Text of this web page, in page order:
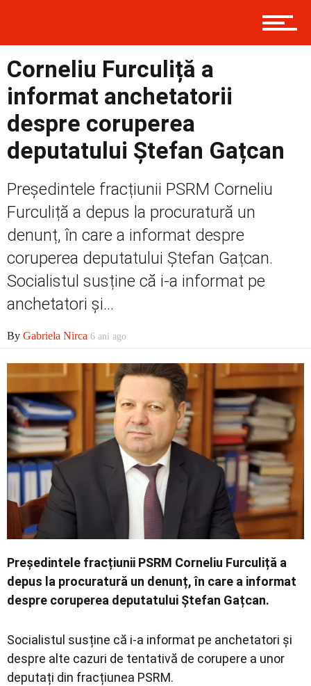
Prima
Politică
Externe
Social
Corneliu Furculiță a
informat anchetatorii
despre coruperea
deputatului Ștefan Gațcan
Președintele fracțiunii PSRM Corneliu
Furculiță a depus la procuratură un
denunț, în care a informat despre
coruperea deputatului Ștefan Gațcan.
Socialistul susține că i-a informat pe
anchetatori și...
By Gabriela Nirca 6 ani ago
Președintele fracțiunii PSRM Corneliu Furculiță a
depus la procuratură un denunț, în care a informat
despre coruperea deputatului Ștefan Gațcan.
Socialistul susține că i-a informat pe anchetatori și
despre alte cazuri de tentativă de corupere a unor
deputați din fracțiunea PSRM.